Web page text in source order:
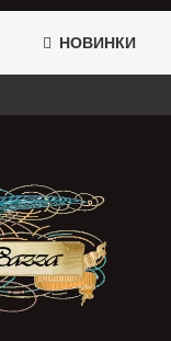
НОВИНКИ